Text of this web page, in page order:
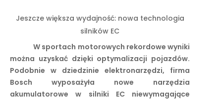
Jeszcze większa wydajność: nowa technologia
silników EC
W sportach motorowych rekordowe wyniki
można uzyskać dzięki optymalizacji pojazdów.
Podobnie w dziedzinie elektronarzędzi, firma
Bosch wyposażyła nowe narzędzia
akumulatorowe w silniki EC niewymagające